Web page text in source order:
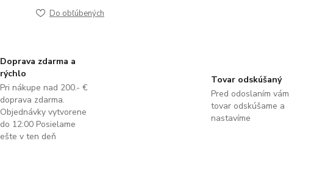
Do obľúbených
Doprava zdarma a
rýchlo
Pri nákupe nad 200.- €
doprava zdarma.
Objednávky vytvorene
do 12:00 Posielame
ešte v ten deň
Tovar odskúšaný
Pred odoslaním vám
tovar odskúšame a
nastavíme